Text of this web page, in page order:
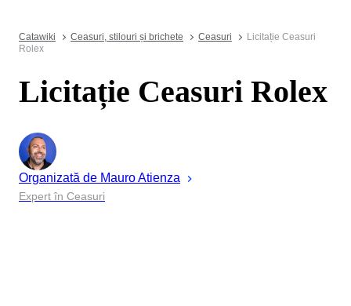
Catawiki Ceasuri, stilouri și brichete Ceasuri
Licitație Ceasuri
Rolex
Licitație Ceasuri Rolex
Organizată de MauroAtienza
Expert în Ceasuri